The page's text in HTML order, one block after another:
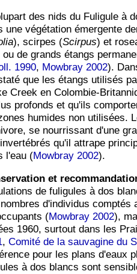
des nids du Fuligule à
une végétation émergente
), scirpes (Scirpus) et
ou de grands étangs
1990, Mowbray 2002).
que les étangs utilisés
Creek en Colombie-
profonds et qu'ils
humides non utilisées.
se nourrissant d'une
qu'il attrape
l'eau (Mowbray 2002).
et
de fuligules à dos
d'individus comptés
(Mowbray 2002),
1960, surtout dans les
, Comité de la sauvagine du
pour les plans d'eaux
à dos blancs sont